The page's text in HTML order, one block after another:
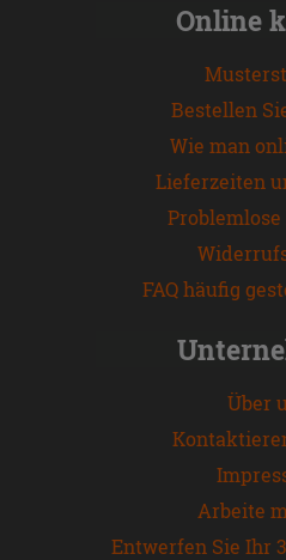
Online
Bestellen
Wie man
Lieferzeiten
FAQ häufig
Über
Arbeite
Entwerfen Sie Ihr